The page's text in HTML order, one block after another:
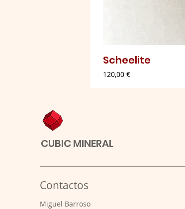
Scheelite
Preço
120,00 €
CUBIC MINERAL
Contactos
​Miguel Barroso